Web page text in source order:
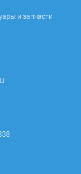
и запчасти